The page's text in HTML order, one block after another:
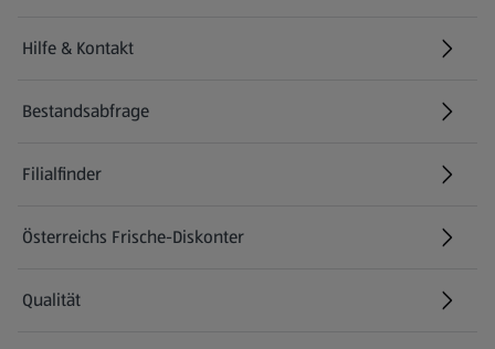
Hilfe & Kontakt
(öffnet in einem neuen Tab)
Bestandsabfrage
(öffnet in einem neuen Tab)
Filialfinder
Österreichs Frische-Diskonter
Qualität